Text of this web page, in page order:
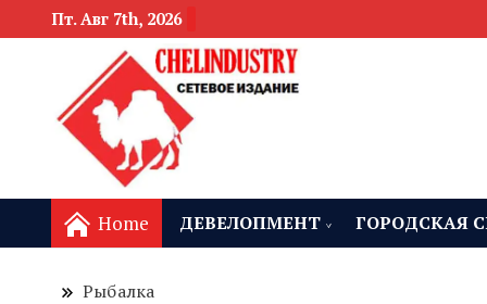
Пт. Авг 7th, 2026
Home ДЕВЕЛОПМЕНТ ГОРОДСКАЯ
Рыбалка